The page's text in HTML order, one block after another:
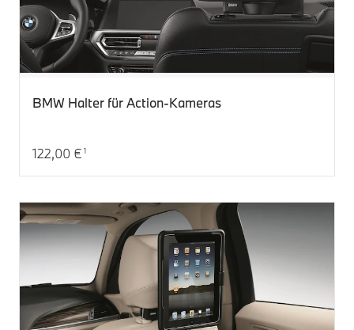
BMW Halter für Action-Kameras
Aktueller Preis: 122,00 €
122,00 € 1